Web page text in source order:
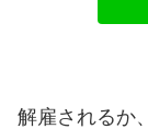
解雇されるか